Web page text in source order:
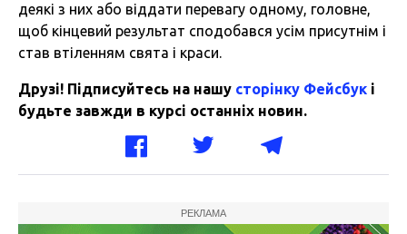
деякі з них або віддати перевагу одному, головне,
щоб кінцевий результат сподобався усім присутнім і
став втіленням свята і краси.
Друзі! Підписуйтесь на нашу сторінку Фейсбук і
будьте завжди в курсі останніх новин.
РЕКЛАМА